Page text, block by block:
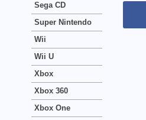
Sega CD
Super Nintendo
Wii
Wii U
Xbox
Xbox 360
Xbox One